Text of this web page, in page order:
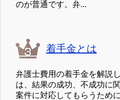
のが普通です。弁...
着手金とは
弁護士費用の着手金を解説
は、結果の成功、不成功に
案件に対応してもらうため